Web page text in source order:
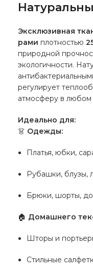
Эксклюзивная
рами плотностью
природной
экологичности.
регулирует
атмосферу в любом
Идеально для:
👗 Одежды:
Платья, юбки,
Рубашки, блузы,
Брюки, шорты,
🏠 Домашнего
Шторы и
Стильные